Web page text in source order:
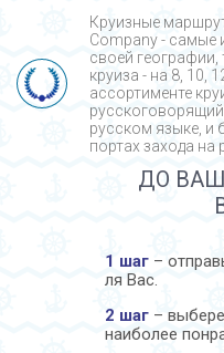
Круизные
Company - cамые
своей
круиза - на 8, 10,
ассортименте
русском языке, и
портах захода на
ДО
1 шаг –
ля Вас.
2 шаг –
наиболее